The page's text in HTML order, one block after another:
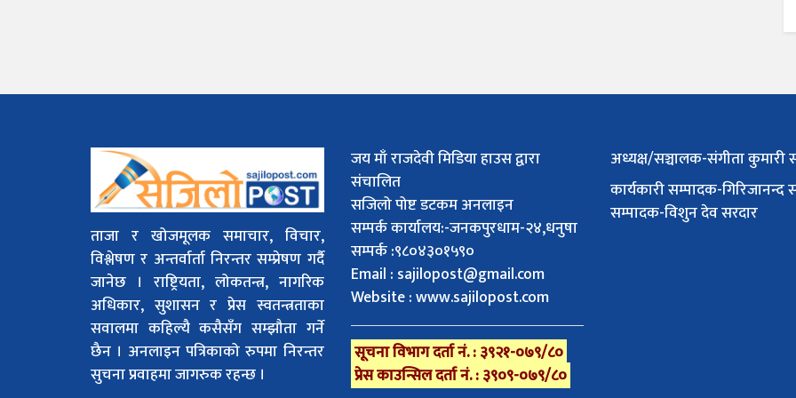
ताजा र खोजमूलक समाचार, विचार,
विश्लेषण र अन्तर्वार्ता निरन्तर सम्प्रेषण गर्दै
जानेछ । राष्ट्रियता, लोकतन्त्र, नागरिक
अधिकार, सुशासन र प्रेस स्वतन्त्रताका
सवालमा कहिल्यै कसैसँग सम्झौता गर्ने
छैन । अनलाइन पत्रिकाको रुपमा निरन्तर
सुचना प्रवाहमा जागरुक रहन्छ ।
जय माँ राजदेवी मिडिया हाउस द्वारा
संचालित
सजिलो पोष्ट डटकम अनलाइन
सम्पर्क कार्यालय:-जनकपुरधाम-२४,धनुषा
सम्पर्क :९८०४३०१५९०
Email : sajilopost@gmail.com
Website : www.sajilopost.com
सूचना विभाग दर्ता नं. : ३९२१-०७९/८०
प्रेस काउन्सिल दर्ता नं. : ३९०९-०७९/८०
अध्यक्ष/सञ्चालक-संगीता कुमारी
कार्यकारी सम्पादक-गिरिजानन्द
सम्पादक-विशुन देव सरदार